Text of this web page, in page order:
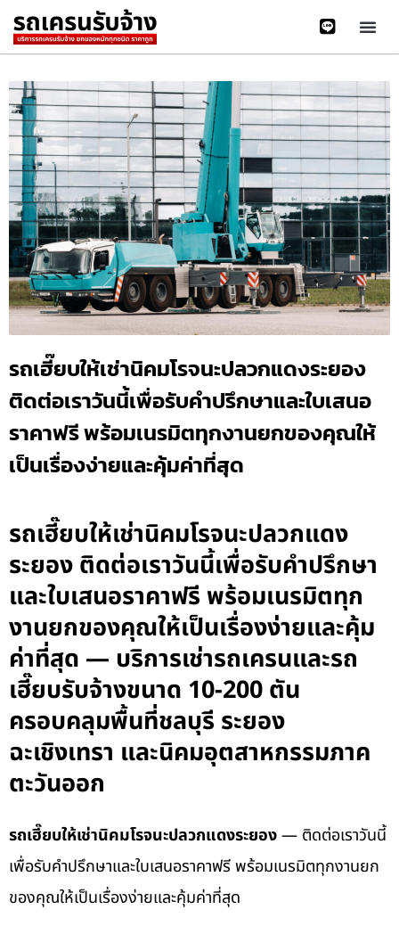
รถเฮี๊ยบให้เช่านิคมโรจนะปลวกแดงระยอง
ติดต่อเราวันนี้เพื่อรับคำปรึกษาและใบเสนอ
ราคาฟรี พร้อมเนรมิตทุกงานยกของคุณให้
เป็นเรื่องง่ายและคุ้มค่าที่สุด
รถเฮี๊ยบให้เช่านิคมโรจนะปลวกแดง
ระยอง ติดต่อเราวันนี้เพื่อรับคำปรึกษา
และใบเสนอราคาฟรี พร้อมเนรมิตทุก
งานยกของคุณให้เป็นเรื่องง่ายและคุ้ม
ค่าที่สุด — บริการเช่ารถเครนและรถ
เฮี๊ยบรับจ้างขนาด 10-200 ตัน
ครอบคลุมพื้นที่ชลบุรี ระยอง
ฉะเชิงเทรา และนิคมอุตสาหกรรมภาค
ตะวันออก
รถเฮี๊ยบให้เช่านิคมโรจนะปลวกแดงระยอง— ติดต่อเราวันนี้
เพื่อรับคำปรึกษาและใบเสนอราคาฟรี พร้อมเนรมิตทุกงานยก
ของคุณให้เป็นเรื่องง่ายและคุ้มค่าที่สุด